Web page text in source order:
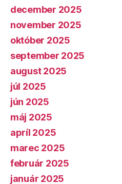
december 2025
november 2025
október 2025
september 2025
august 2025
júl 2025
jún 2025
máj 2025
apríl 2025
marec 2025
február 2025
január 2025